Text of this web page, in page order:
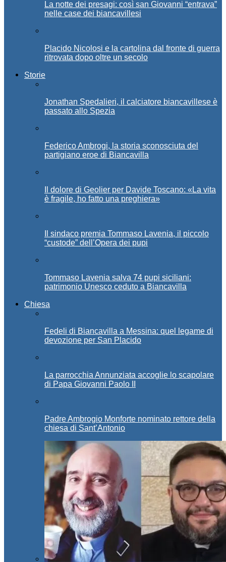
La notte dei presagi: così san Giovanni “entrava”
nelle case dei biancavillesi
Placido Nicolosi e la cartolina dal fronte di guerra
ritrovata dopo oltre un secolo
Storie
Jonathan Spedalieri, il calciatore biancavillese è
passato allo Spezia
Federico Ambrogi, la storia sconosciuta del
partigiano eroe di Biancavilla
Il dolore di Geolier per Davide Toscano: «La vita
è fragile, ho fatto una preghiera»
Il sindaco premia Tommaso Lavenia, il piccolo
“custode” dell’Opera dei pupi
Tommaso Lavenia salva 74 pupi siciliani:
patrimonio Unesco ceduto a Biancavilla
Chiesa
Fedeli di Biancavilla a Messina: quel legame di
devozione per San Placido
La parrocchia Annunziata accoglie lo scapolare
di Papa Giovanni Paolo II
Padre Ambrogio Monforte nominato rettore della
chiesa di Sant’Antonio